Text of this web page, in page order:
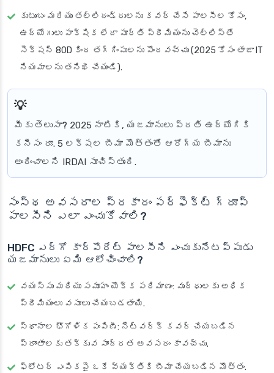
కుటుంబం మరియు తల్లిదండ్రులను కవర్ చేసే పాలసీల కోసం,
ఉద్యోగులు పాక్షిక లేదా పూర్తి ప్రీమియంను చెల్లిస్తే
సెక్షన్ 80D కింద తగ్గింపులను పొందవచ్చు (2025 కోసం తాజా IT
నియమాలను తనిఖీ చేయండి).
మీకు తెలుసా? 2025 నాటికి, యజమానులు ప్రతి ఉద్యోగికి
కనీసం రూ. 5 లక్షల బీమా మొత్తంతో ఆరోగ్య బీమాను
అందించాలని IRDAI సూచిస్తుంది.
సంస్థ అవసరాల ప్రకారం పర్ఫెక్ట్ గ్రూప్
పాలసీని ఎలా ఎంచుకోవాలి?
HDFC ఎర్గో కార్పొరేట్ పాలసీని ఎంచుకునేటప్పుడు
యజమానులు ఏమి ఆలోచించాలి?
వయస్సు మరియు సమూహం యొక్క పరిమాణం: వృద్ధులకు అధిక
ప్రీమియంలు వసూలు చేయబడతాయి.
స్థానాల భౌగోళిక పంపిణీ: నెట్‌వర్క్ కవర్ చేయబడిన
ప్రాంతాలకు తక్కువ సాంద్రత అవసరం కావచ్చు.
ఫ్లోటర్ ఎంపికపై ఒకే వ్యక్తికి బీమా చేయబడిన మొత్తం.